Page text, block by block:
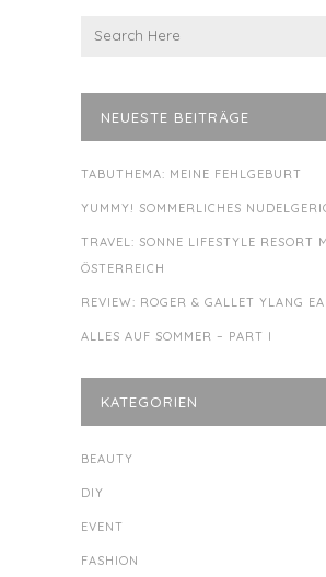
NEUESTE BEITRÄGE
TABUTHEMA: MEINE FEHLGEBURT
YUMMY! SOMMERLICHES
TRAVEL: SONNE LIFESTYLE RESORT
ÖSTERREICH
REVIEW: ROGER & GALLET YLANG
ALLES AUF SOMMER – PART I
KATEGORIEN
BEAUTY
DIY
EVENT
FASHION